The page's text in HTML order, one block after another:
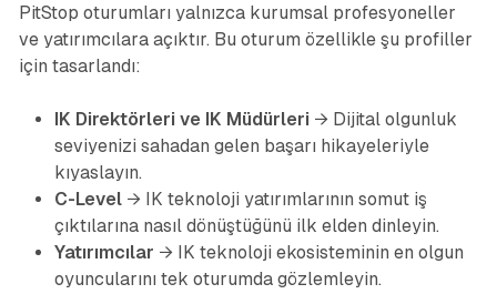
PitStop oturumları yalnızca kurumsal profesyoneller
ve yatırımcılara açıktır. Bu oturum özellikle şu profiller
için tasarlandı:
IK Direktörleri ve IK Müdürleri → Dijital olgunluk
seviyenizi sahadan gelen başarı hikayeleriyle
kıyaslayın.
C-Level → IK teknoloji yatırımlarının somut iş
çıktılarına nasıl dönüştüğünü ilk elden dinleyin.
Yatırımcılar → IK teknoloji ekosisteminin en olgun
oyuncularını tek oturumda gözlemleyin.